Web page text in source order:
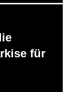
für